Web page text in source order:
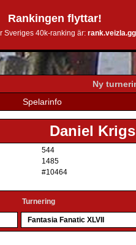
Rankingen flyttar!
Sveriges 40k-ranking är:
Ny
Spelarinfo
Daniel
544
1485
#10464
Turnering
Fantasia Fanatic XLVII